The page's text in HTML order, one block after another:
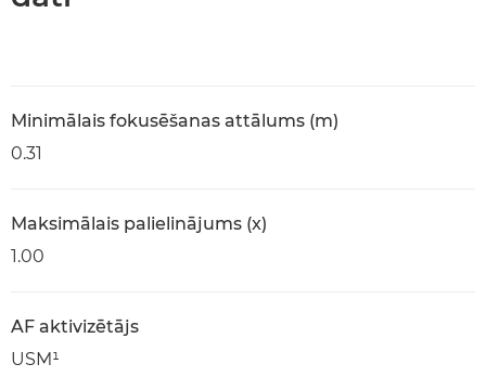
Minimālais fokusēšanas attālums (m)
0.31
Maksimālais palielinājums (x)
1.00
AF aktivizētājs
USM¹